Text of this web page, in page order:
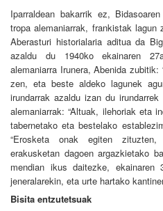
Iparraldean bakarrik ez,
tropa alemaniarrak, frankistak
Aberasturi historialaria aditua da
azaldu du 1940ko ekainaren
alemaniarra Irunera, Abenida
zen, eta beste aldeko lagunek
irundarrak azaldu izan du
alemaniarrak: “Altuak, ilehoriak eta
tabernetako eta bestelako
“Erosketa onak egiten
erakusketan dagoen argazkietako
mendian ikus daitezke, ekainaren
jeneralarekin, eta urte hartako
Bisita entzutetsuak